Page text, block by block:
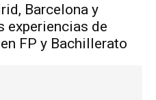
Barcelona y
experiencias de
FP y Bachillerato